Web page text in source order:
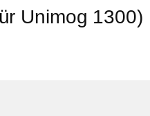
Unimog 1300)